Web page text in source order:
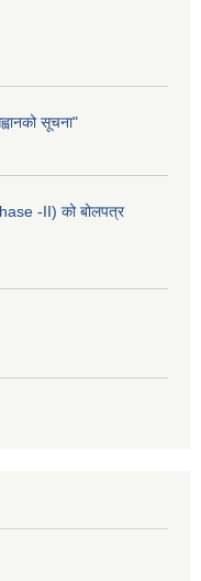
सूचना"
-II) को बोलपत्र